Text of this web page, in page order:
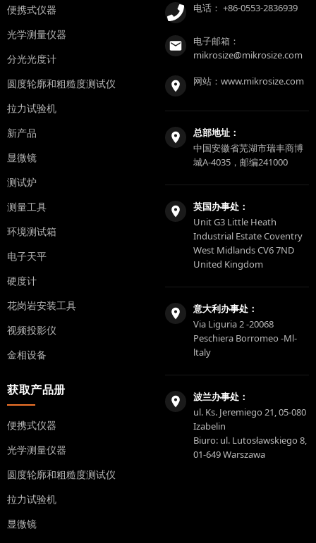
便携式仪器
光学测量仪器
分光光度计
圆度轮廓和粗糙度测试仪
拉力试验机
新产品
显微镜
测试炉
测量工具
环境测试箱
电子天平
硬度计
花岗岩安装工具
视频投影仪
金相设备
获取产品册
便携式仪器
光学测量仪器
圆度轮廓和粗糙度测试仪
拉力试验机
显微镜
电话： +86-0553-2836939
电子邮箱：
mikrosize@mikrosize.com
网站： www.mikrosize.com
总部地址：
中国安徽省芜湖市瑞丰商博
城A-4035，邮编241000
英国办事处：
Unit G3 Little Heath
Industrial Estate Coventry
West Midlands CV6 7ND
United Kingdom
意大利办事处：
Via Liguria 2 -20068
Peschiera Borromeo -Ml-
ltaly
波兰办事处：
ul. Ks. Jeremiego 21, 05-080
Izabelin
Biuro: ul. Lutosławskiego 8,
01-649 Warszawa